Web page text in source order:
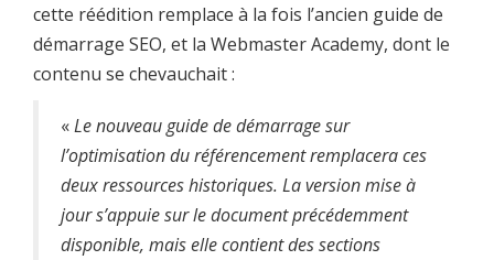
cette réédition remplace à la fois l’ancien guide de
démarrage SEO, et la Webmaster Academy, dont le
contenu se chevauchait :
«Le nouveau guide de démarrage sur
l’optimisation du référencement remplacera ces
deux ressources historiques. La version mise à
jour s’appuie sur le document précédemment
disponible, mais elle contient des sections